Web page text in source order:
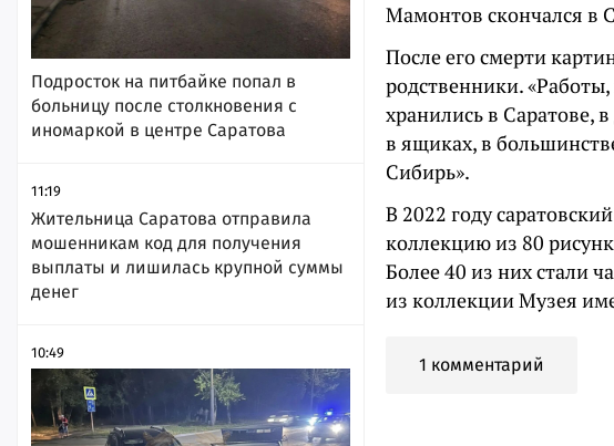
Подросток на питбайке попал в
больницу после столкновения с
иномаркой в центре Саратова
11:19
Жительница Саратова отправила
мошенникам код для получения
выплаты и лишилась крупной суммы
денег
10:49
Мамонтов скончался в
После его смерти
родственники.
хранились в Саратове,
в ящиках, в
Сибирь».
В 2022 году
коллекцию из 80
Более 40 из них стали
из коллекции Музея
1 комментарий